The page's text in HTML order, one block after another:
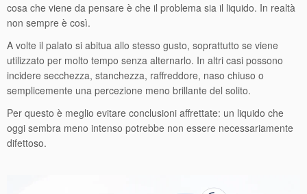
cosa che viene da pensare è che il problema sia il liquido. In realtà
non sempre è così.
A volte il palato si abitua allo stesso gusto, soprattutto se viene
utilizzato per molto tempo senza alternarlo. In altri casi possono
incidere secchezza, stanchezza, raffreddore, naso chiuso o
semplicemente una percezione meno brillante del solito.
Per questo è meglio evitare conclusioni affrettate: un liquido che
oggi sembra meno intenso potrebbe non essere necessariamente
difettoso.